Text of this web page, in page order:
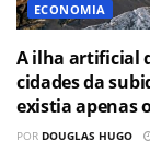
ECONOMIA
A ilha artificial
cidades da
existia apenas
POR DOUGLAS HUGO